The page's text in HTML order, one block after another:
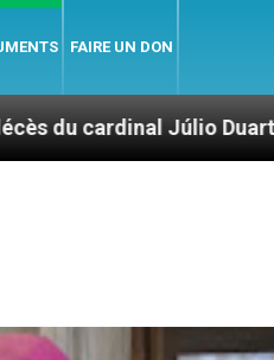
FAIRE UN DON
Duarte Langa Le